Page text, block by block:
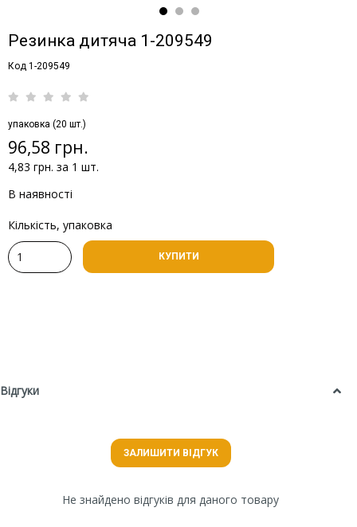
Резинка дитяча 1-209549
Код 1-209549
упаковка (20 шт.)
96,58 грн.
4,83 грн. за 1 шт.
В наявності
Кількість, упаковка
КУПИТИ
Відгуки
ЗАЛИШИТИ ВІДГУК
Не знайдено відгуків для даного товару